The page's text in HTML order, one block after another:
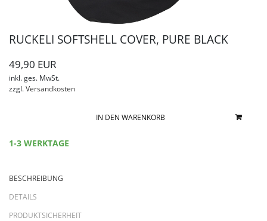
RUCKELI SOFTSHELL COVER, PURE BLACK
49,90 EUR
inkl. ges. MwSt.
zzgl.Versandkosten
IN DEN WARENKORB
1-3 WERKTAGE
BESCHREIBUNG
DETAILS
PRODUKTSICHERHEIT